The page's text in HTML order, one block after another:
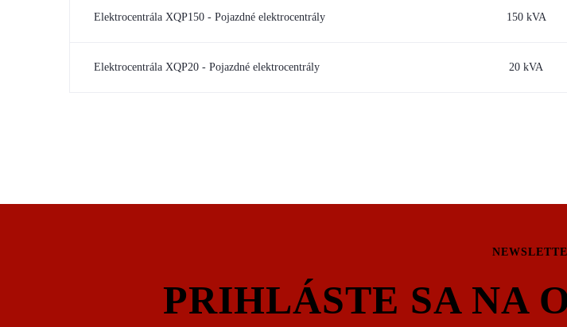
Elektrocentrála XQP150 - Pojazdné elektrocentrály 150 kVA
Elektrocentrála XQP20 - Pojazdné elektrocentrály 20 kVA
PRIHLÁSTE SA NA